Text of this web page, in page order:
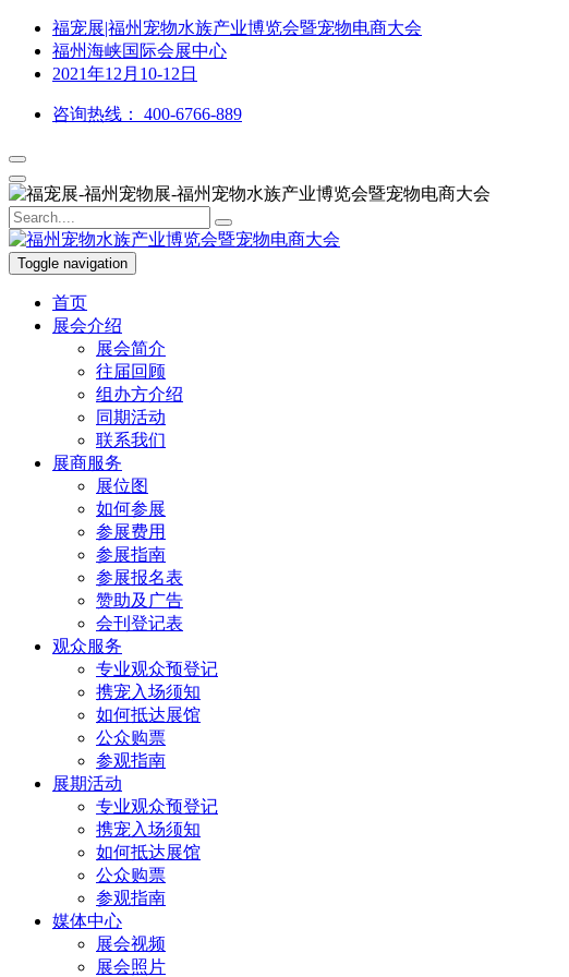
福宠展|福州宠物水族产业博览会暨宠物电商大会
福州海峡国际会展中心
2021年12月10-12日
咨询热线： 400-6766-889
Toggle navigation
首页
展会介绍
展会简介
往届回顾
组办方介绍
同期活动
联系我们
展商服务
展位图
如何参展
参展费用
参展指南
参展报名表
赞助及广告
会刊登记表
观众服务
专业观众预登记
携宠入场须知
如何抵达展馆
公众购票
参观指南
展期活动
专业观众预登记
携宠入场须知
如何抵达展馆
公众购票
参观指南
媒体中心
展会视频
展会照片